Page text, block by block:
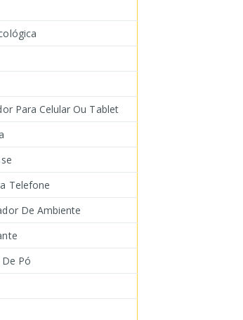
Para Celular Ou Tablet
Telefone
De Ambiente
Pó